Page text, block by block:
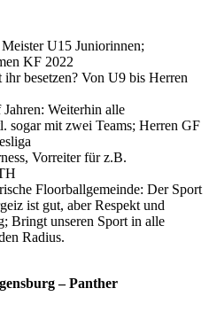
U15 Juniorinnen;
KF 2022
besetzen? Von U9 bis Herren
Weiterhin alle
sogar mit zwei Teams; Herren GF
Vorreiter für z.B.
Floorballgemeinde: Der Sport
ist gut, aber Respekt und
Bringt unseren Sport in alle
Radius.
– Panther